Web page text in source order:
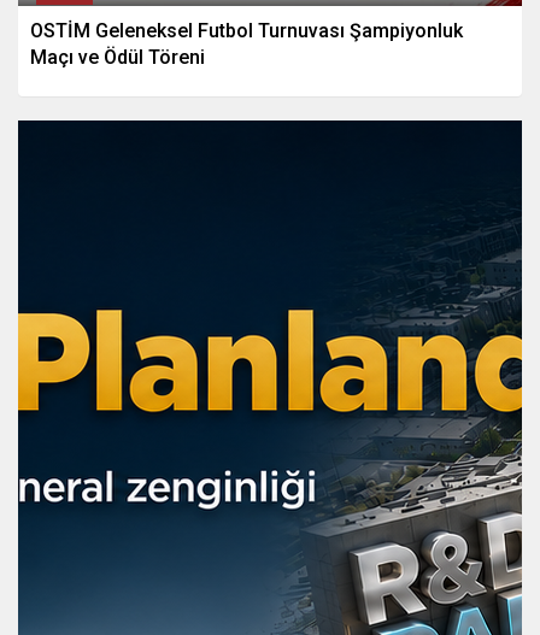
OSTİM Geleneksel Futbol Turnuvası Şampiyonluk
Maçı ve Ödül Töreni